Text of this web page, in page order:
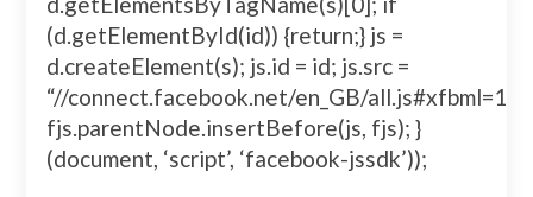
(d.getElementById(id)) {return;} js =
d.createElement(s); js.id = id; js.src =
“//connect.facebook.net/en_GB/
fjs.parentNode.insertBefore(js, fjs); }
(document, ‘script’, ‘facebook-jssdk’));